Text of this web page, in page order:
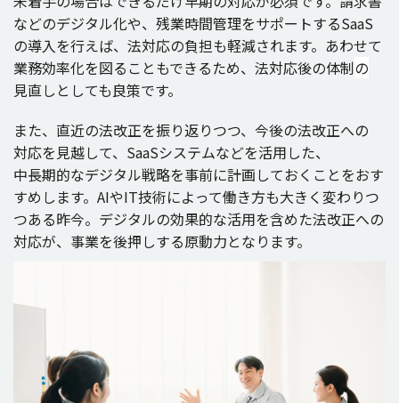
などのデジタル化や、 残業時間管理をサポートするSaaS
の導入を行えば、 法対応の負担も軽減されます。あわせて
業務効率化を図ることもできるため、 法対応後の体制の
見直しとしても良策です。
また、 直近の法改正を振り返りつつ、 今後の法改正への
対応を見越して、SaaSシステムなどを活用した、
中長期的なデジタル戦略を事前に計画しておくことをおす
すめします。AIやIT技術によって働き方も大きく変わりつ
つある昨今。 デジタルの効果的な活用を含めた法改正への
対応が、 事業を後押しする原動力となります。